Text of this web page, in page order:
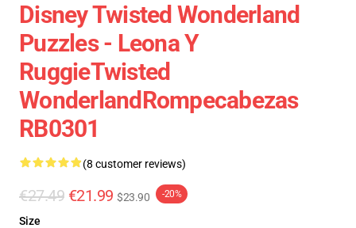
Disney Twisted Wonderland
Puzzles - Leona Y
RuggieTwisted
WonderlandRompecabezas
RB0301
(8 customer reviews)
€27.49 €21.99 $23.90 -20%
Size